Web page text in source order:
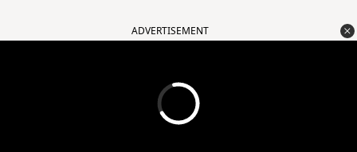
ADVERTISEMENT